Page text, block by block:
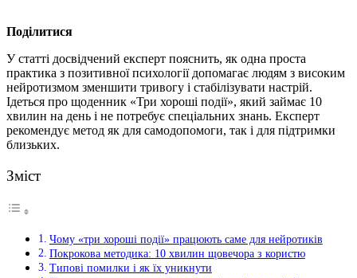
Поділитися
У статті досвідчений експерт пояснить, як одна проста
практика з позитивної психології допомагає людям з високим
нейротизмом зменшити тривогу і стабілізувати настрій.
Ідеться про щоденник «Три хороші події», який займає 10
хвилин на день і не потребує спеціальних знань. Експерт
рекомендує метод як для самодопомоги, так і для підтримки
близьких.
Зміст
Чому «три хороші події» працюють саме для нейротиків
Покрокова методика: 10 хвилин щовечора з користю
Типові помилки і як їх уникнути